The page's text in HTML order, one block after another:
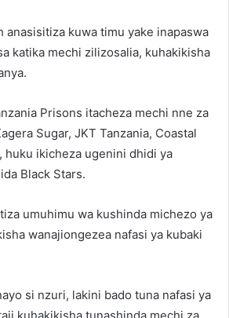
anasisitiza kuwa timu yake inapaswa
katika mechi zilizosalia, kuhakikisha
Prisons itacheza mechi nne za
Sugar, JKT Tanzania, Coastal
huku ikicheza ugenini dhidi ya
Black Stars.
umuhimu wa kushinda michezo ya
wanajiongezea nafasi ya kubaki
si nzuri, lakini bado tuna nafasi ya